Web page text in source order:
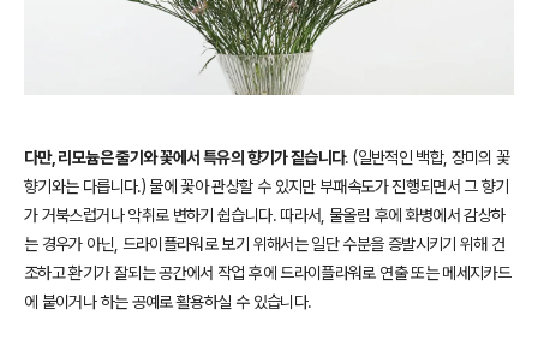
다만, 리모늄은 줄기와 꽃에서 특유의 향기가 짙습니다. (일반적인 백합, 장미의 꽃
향기와는 다릅니다.) 물에 꽃아 관상할 수 있지만 부패속도가 진행되면서 그 향기
가 거북스럽거나 악취로 변하기 쉽습니다. 따라서, 물올림 후에 화병에서 감상하
는 경우가 아닌, 드라이플라워로 보기 위해서는 일단 수분을 증발시키기 위해 건
조하고 환기가 잘되는 공간에서 작업 후에 드라이플라워로 연출 또는 메세지카드
에 붙이거나 하는 공예로 활용하실 수 있습니다.